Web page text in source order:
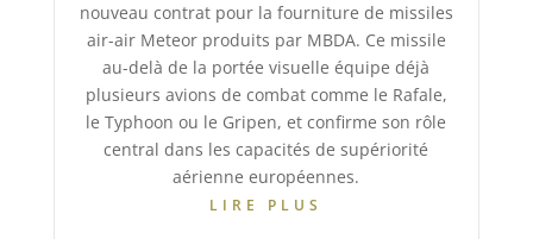
nouveau contrat pour la fourniture de missiles
air-air Meteor produits par MBDA. Ce missile
au-delà de la portée visuelle équipe déjà
plusieurs avions de combat comme le Rafale,
le Typhoon ou le Gripen, et confirme son rôle
central dans les capacités de supériorité
aérienne européennes.
LIRE PLUS